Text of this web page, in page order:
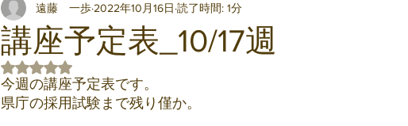
講座予定表_10/17週
遠藤 一歩 2022年10月16日 読了時間: 1分
5つ星のうちNaNと評価されています。
今週の講座予定表です。
県庁の採用試験まで残り僅か。